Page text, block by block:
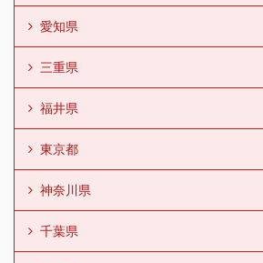
愛知県
三重県
福井県
東京都
神奈川県
千葉県